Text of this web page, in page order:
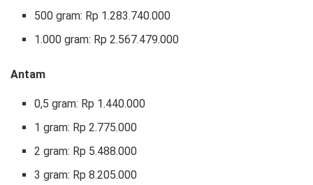
‎500 gram: Rp 1.283.740.000
‎1.000 gram: Rp 2.567.479.000
Antam
0,5 gram: Rp 1.440.000
‎1 gram: Rp 2.775.000
‎2 gram: Rp 5.488.000
3 gram: Rp 8.205.000 ‎